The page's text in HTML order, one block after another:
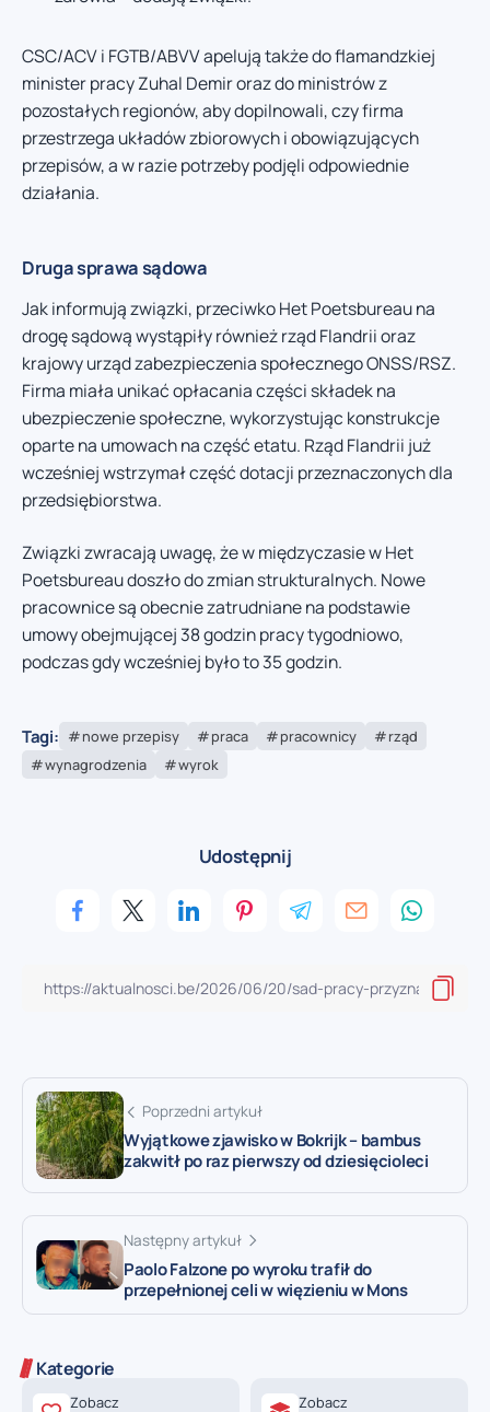
CSC/ACV i FGTB/ABVV apelują także do flamandzkiej
minister pracy Zuhal Demir oraz do ministrów z
pozostałych regionów, aby dopilnowali, czy firma
przestrzega układów zbiorowych i obowiązujących
przepisów, a w razie potrzeby podjęli odpowiednie
działania.
Druga sprawa sądowa
Jak informują związki, przeciwko Het Poetsbureau na
drogę sądową wystąpiły również rząd Flandrii oraz
krajowy urząd zabezpieczenia społecznego ONSS/RSZ.
Firma miała unikać opłacania części składek na
ubezpieczenie społeczne, wykorzystując konstrukcje
oparte na umowach na część etatu. Rząd Flandrii już
wcześniej wstrzymał część dotacji przeznaczonych dla
przedsiębiorstwa.
Związki zwracają uwagę, że w międzyczasie w Het
Poetsbureau doszło do zmian strukturalnych. Nowe
pracownice są obecnie zatrudniane na podstawie
umowy obejmującej 38 godzin pracy tygodniowo,
podczas gdy wcześniej było to 35 godzin.
Tagi: nowe przepisy praca pracownicy
rząd
wynagrodzenia
wyrok
Udostępnij
Poprzedni artykuł
Wyjątkowe zjawisko w Bokrijk – bambus
zakwitł po raz pierwszy od dziesięcioleci
Następny artykuł
Paolo Falzone po wyroku trafił do
przepełnionej celi w więzieniu w Mons
Kategorie
Zobacz Zobacz